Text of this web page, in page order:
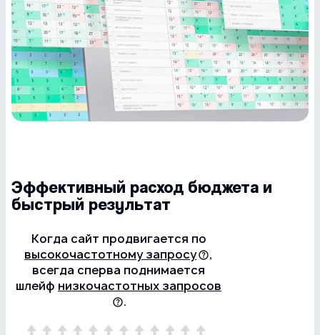
Эффективный расход бюджета и
быстрый результат
Когда сайт продвигается по
высокочастотному запросу
,
всегда сперва поднимается
шлейф низкочастотных запросов
.